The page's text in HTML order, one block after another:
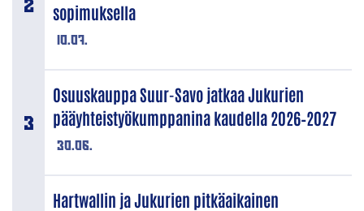
10.07.
sopimuksella
30.06.
Osuuskauppa Suur-Savo jatkaa Jukurien
pääyhteistyökumppanina kaudella 2026–2027
Hartwallin ja Jukurien pitkäaikainen